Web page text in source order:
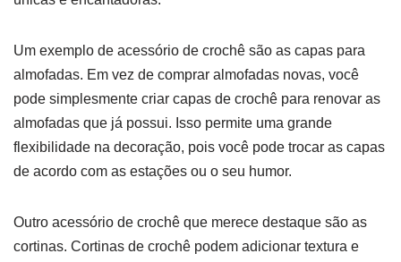
Um exemplo de acessório de crochê são as capas para
almofadas. Em vez de comprar almofadas novas, você
pode simplesmente criar capas de crochê para renovar as
almofadas que já possui. Isso permite uma grande
flexibilidade na decoração, pois você pode trocar as capas
de acordo com as estações ou o seu humor.
Outro acessório de crochê que merece destaque são as
cortinas. Cortinas de crochê podem adicionar textura e